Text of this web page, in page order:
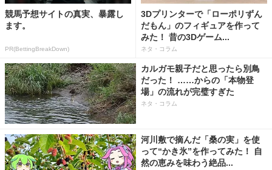
競馬予想サイトの真実、暴露し
ます。
PR(BettingBreakDown)
3Dプリンターで「ローポリずん
だもん」のフィギュアを作って
みた！ 昔の3Dゲーム...
ネタ・コラム
カルガモ親子だと思ったら別鳥
だった！ ……からの「本物登
場」の流れが完璧すぎた
ネタ・コラム
河川敷で摘んだ「桑の実」を使
って“かき氷”を作ってみた！ 自
然の恵みを味わう絶品...